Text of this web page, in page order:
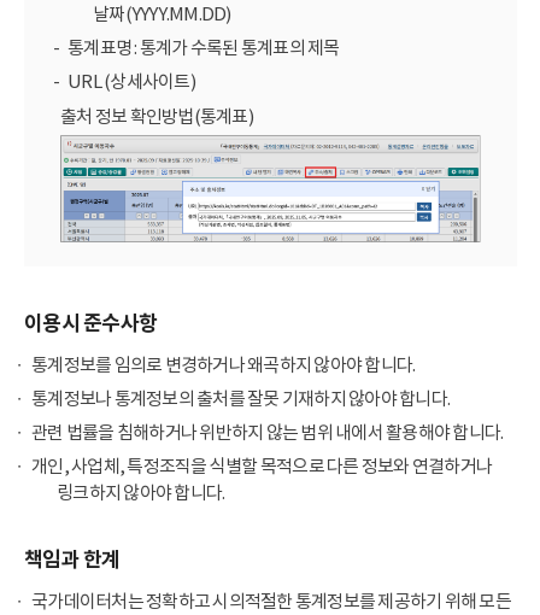
날짜(YYYY.MM.DD)
통계표명 : 통계가 수록된 통계표의 제목
URL (상세사이트)
출처 정보 확인방법(통계표)
이용시 준수사항
통계정보를 임의로 변경하거나 왜곡하지 않아야 합니다.
통계정보나 통계정보의 출처를 잘못 기재하지 않아야 합니다.
관련 법률을 침해하거나 위반하지 않는 범위 내에서 활용해야 합니다.
개인, 사업체, 특정조직을 식별할 목적으로 다른 정보와 연결하거나
링크하지 않아야 합니다.
책임과 한계
국가데이터처는 정확하고 시의적절한 통계정보를 제공하기 위해 모든